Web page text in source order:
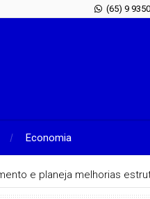
(65) 9
Economia
e planeja melhorias